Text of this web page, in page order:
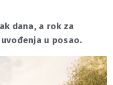
dana, a rok za
u posao.